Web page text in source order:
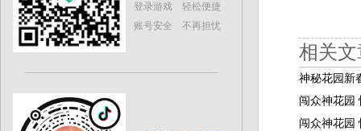
登录游戏 轻松便捷
账号安全 不再担忧
相关文
神秘花园新
闯众神花园
闯众神花园